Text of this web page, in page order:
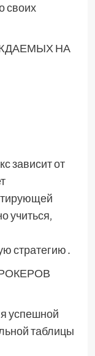
своих
НА
зависит от
учиться‚
стратегию․
успешной
таблицы